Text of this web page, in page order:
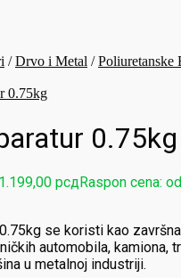
/Drvo i Metal /Poliuretanske
0.75kg
1.199,00 рсдRaspon cena:
se koristi kao
automobila, kamiona,
u metalnoj industriji.